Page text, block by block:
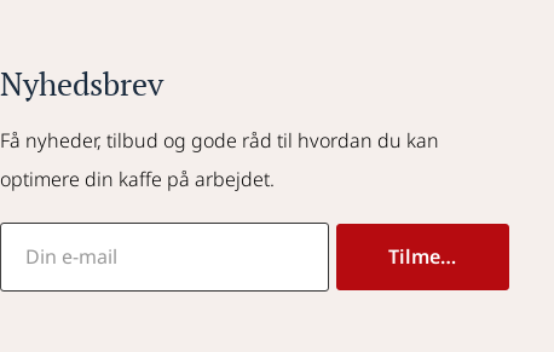
Nyhedsbrev
Få nyheder, tilbud og gode råd til hvordan du kan
optimere din kaffe på arbejdet.
Tilmeld